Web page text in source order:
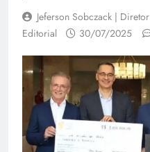
Jeferson Sobczack | Diretor
Editorial
30/07/2025